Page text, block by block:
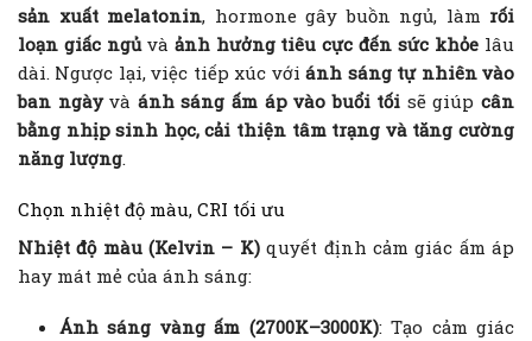
sản xuất melatonin, hormone gây buồn ngủ, làm rối
loạn giấc ngủvà ảnh hưởng tiêu cực đến sức khỏe lâu
dài. Ngược lại, việc tiếp xúc vớiánh sáng tự nhiên vào
ban ngàyvà ánh sáng ấm áp vào buổi tối sẽ giúpcân
bằng nhịp sinh học, cải thiện tâm trạng và tăng cường
năng lượng.
Chọn nhiệt độ màu, CRI tối ưu
Nhiệt độ màu (Kelvin – K)quyết định cảm giác ấm áp
hay mát mẻ của ánh sáng:
Ánh sáng vàng ấm (2700K–3000K): Tạo cảm giác